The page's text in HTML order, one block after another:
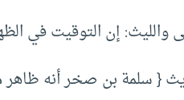
إن التوقيت في
{ سلمة بن صخر أنه